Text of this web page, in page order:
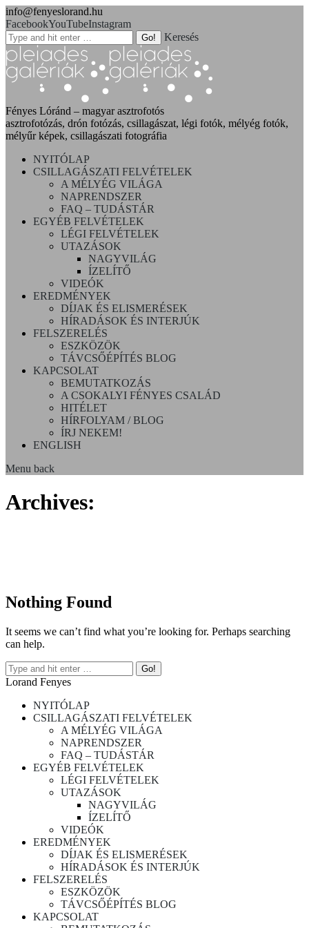
info@fenyeslorand.hu
FacebookYouTubeInstagram
Keresés
Fényes Lóránd – magyar asztrofotós
asztrofotózás, drón fotózás, csillagászat, légi fotók, mélyég fotók,
mélyűr képek, csillagászati fotográfia
NYITÓLAP
CSILLAGÁSZATI FELVÉTELEK
A MÉLYÉG VILÁGA
NAPRENDSZER
FAQ – TUDÁSTÁR
EGYÉB FELVÉTELEK
LÉGI FELVÉTELEK
UTAZÁSOK
NAGYVILÁG
ÍZELÍTŐ
VIDEÓK
EREDMÉNYEK
DÍJAK ÉS ELISMERÉSEK
HÍRADÁSOK ÉS INTERJÚK
FELSZERELÉS
ESZKÖZÖK
TÁVCSŐÉPÍTÉS BLOG
KAPCSOLAT
BEMUTATKOZÁS
A CSOKALYI FÉNYES CSALÁD
HITÉLET
HÍRFOLYAM / BLOG
ÍRJ NEKEM!
ENGLISH
Menu back
Archives:
Nothing Found
It seems we can’t find what you’re looking for. Perhaps searching
can help.
Lorand Fenyes
NYITÓLAP
CSILLAGÁSZATI FELVÉTELEK
A MÉLYÉG VILÁGA
NAPRENDSZER
FAQ – TUDÁSTÁR
EGYÉB FELVÉTELEK
LÉGI FELVÉTELEK
UTAZÁSOK
NAGYVILÁG
ÍZELÍTŐ
VIDEÓK
EREDMÉNYEK
DÍJAK ÉS ELISMERÉSEK
HÍRADÁSOK ÉS INTERJÚK
FELSZERELÉS
ESZKÖZÖK
TÁVCSŐÉPÍTÉS BLOG
KAPCSOLAT